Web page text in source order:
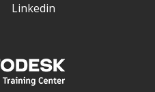
Linkedin